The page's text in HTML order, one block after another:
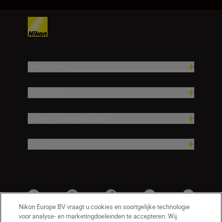
Nikon Europe BV vraagt u cookies en soortgelijke technologie
voor analyse- en marketingdoeleinden te accepteren. Wij